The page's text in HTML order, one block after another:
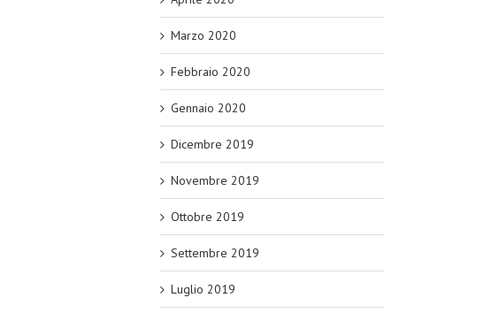
Marzo 2020
Febbraio 2020
Gennaio 2020
Dicembre 2019
Novembre 2019
Ottobre 2019
Settembre 2019
Luglio 2019